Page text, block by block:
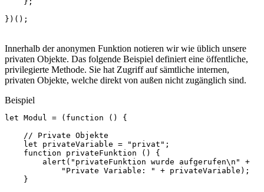
})();
Innerhalb der anonymen Funktion notieren wir wie üblich unsere
privaten Objekte. Das folgende Beispiel definiert eine öffentliche,
privilegierte Methode. Sie hat Zugriff auf sämtliche internen,
privaten Objekte, welche direkt von außen nicht zugänglich sind.
Beispiel
let Modul = ( function ()
{
// Private Objekte
let
privateVariable = "privat" ;
function
privateFunktion ()
{
alert ( "privateFunktion wurde aufgerufen\n"
+
"Private Variable: "
+ privateVariable );
}